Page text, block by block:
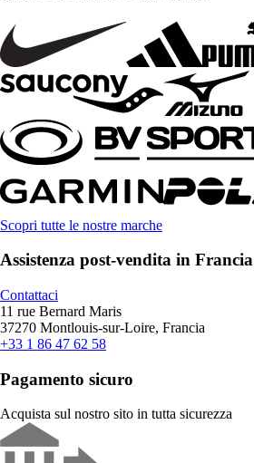
Scopri tutte le nostre marche
Assistenza post-vendita in Francia
Contattaci
11 rue Bernard Maris
37270 Montlouis-sur-Loire, Francia
+33 1 86 47 62 58
Pagamento sicuro
Acquista sul nostro sito in tutta sicurezza